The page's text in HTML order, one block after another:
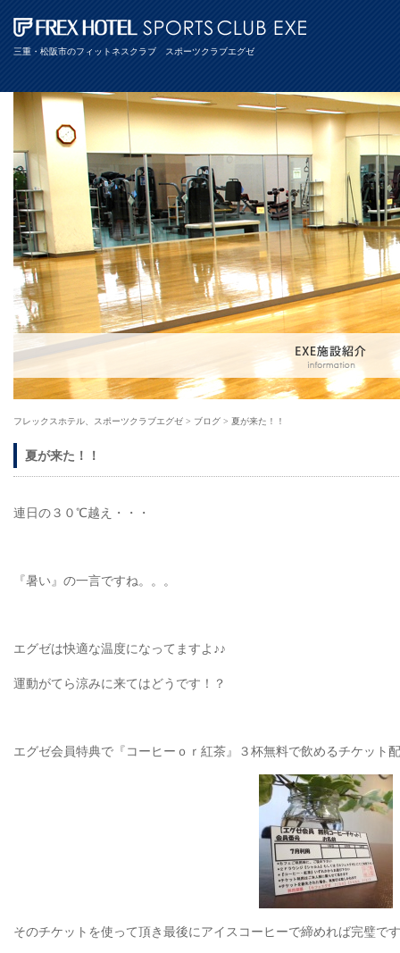
三重・松阪市のフィットネスクラブ スポーツクラブエグゼ
フレックスホテル、スポーツクラブエグゼ > ブログ > 夏が来た！！
夏が来た！！
連日の３０℃越え・・・
『暑い』の一言ですね。。。
エグゼは快適な温度になってますよ♪♪
運動がてら涼みに来てはどうです！？
エグゼ会員特典で『コーヒーｏｒ紅茶』３杯無料で飲めるチケット
そのチケットを使って頂き最後にアイスコーヒーで締めれば完璧で